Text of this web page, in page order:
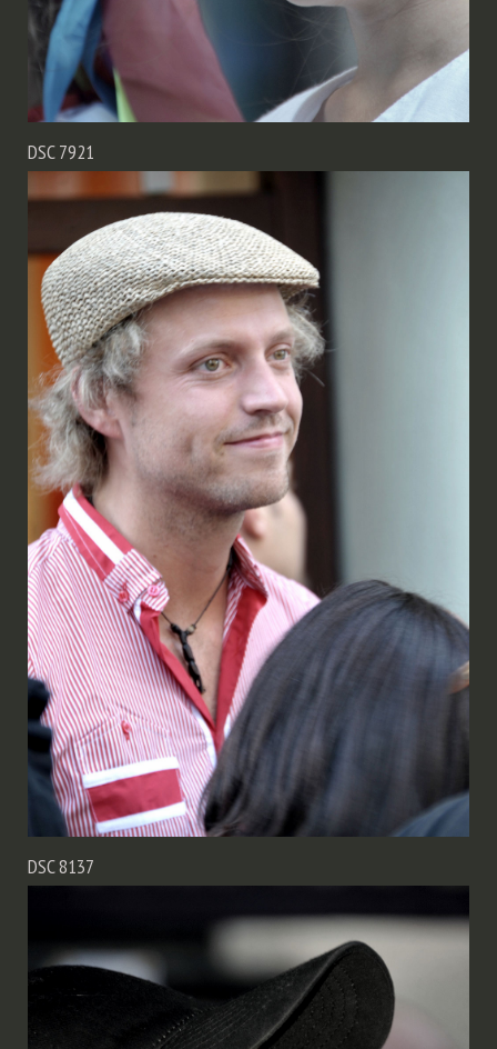
DSC 7921
DSC 8137